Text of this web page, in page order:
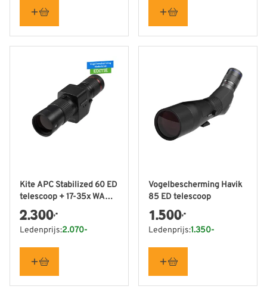
Kite APC Stabilized 60 ED
telescoop + 17-35x WA
oculair -
Vogelbescherming
Nederland editie
2.300,-
Ledenprijs:2.070-
Vogelbescherming Havik
85 ED telescoop
1.500,-
Ledenprijs:1.350-